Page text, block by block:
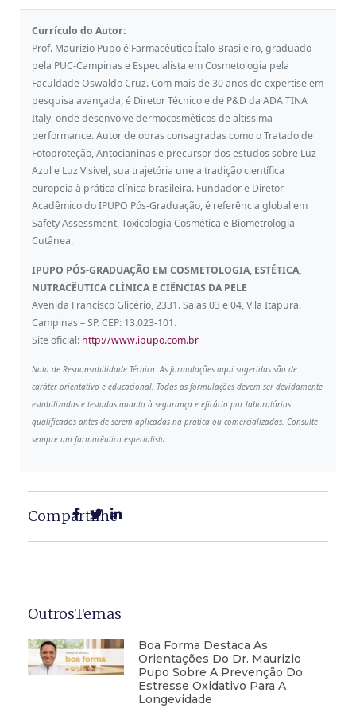
Currículo do Autor:
Prof. Maurizio Pupo é Farmacêutico Ítalo-Brasileiro, graduado
pela PUC-Campinas e Especialista em Cosmetologia pela
Faculdade Oswaldo Cruz. Com mais de 30 anos de expertise em
pesquisa avançada, é Diretor Técnico e de P&D da ADA TINA
Italy, onde desenvolve dermocosméticos de altíssima
performance. Autor de obras consagradas como o Tratado de
Fotoproteção, Antocianinas e precursor dos estudos sobre Luz
Azul e Luz Visível, sua trajetória une a tradição científica
europeia à prática clínica brasileira. Fundador e Diretor
Acadêmico do IPUPO Pós-Graduação, é referência global em
Safety Assessment, Toxicologia Cosmética e Biometrologia
Cutânea.
IPUPO PÓS-GRADUAÇÃO EM COSMETOLOGIA, ESTÉTICA,
NUTRACÊUTICA CLÍNICA E CIÊNCIAS DA PELE
Avenida Francisco Glicério, 2331. Salas 03 e 04, Vila Itapura.
Campinas – SP. CEP: 13.023-101.
Site oficial: http://www.ipupo.com.br
Nota de Responsabilidade Técnica: As formulações aqui sugeridas são de
caráter orientativo e educacional. Todas as formulações devem ser devidamente
estabilizadas e testadas quanto à segurança e eficácia por laboratórios
qualificados antes de serem aplicadas na prática ou comercializadas. Consulte
sempre um farmacêutico especialista.
Compartilhe
OutrosTemas
Boa Forma Destaca As
Orientações Do Dr. Maurizio
Pupo Sobre A Prevenção Do
Estresse Oxidativo Para A
Longevidade